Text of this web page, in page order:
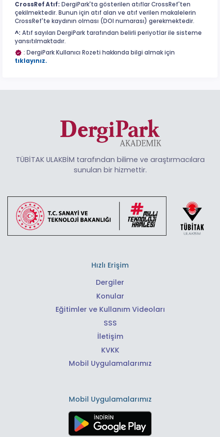
CrossRef Atıf: DergiPark'ta gösterilen atıflar CrossRef'ten
çekilmektedir. Bunun için atıf alan ve atıf verilen makalelerin
CrossRef'te kaydının olması (DOI numarası) gerekmektedir.
^: Atıf sayıları DergiPark tarafından belirli periyotlar ile sisteme
yansıtılmaktadır.
: DergiPark Kullanıcı Rozeti hakkında bilgi almak için
tıklayınız.
TÜBİTAK ULAKBİM tarafından bilime ve araştırmacılara
sunulan bir hizmettir.
Hızlı Erişim
Dergiler
Konular
Eğitimler ve Kullanım Videoları
SSS
İletişim
KVKK
Mobil Uygulamalarımız
Mobil Uygulamalarımız